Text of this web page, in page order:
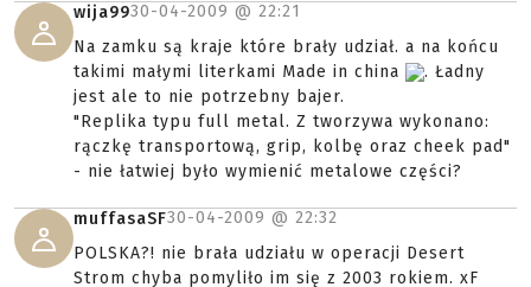
wija9930-04-2009 @ 22:21
Na zamku są kraje które brały udział. a na końcu
takimi małymi literkami Made in china
. Ładny
jest ale to nie potrzebny bajer.
"Replika typu full metal. Z tworzywa wykonano:
rączkę transportową, grip, kolbę oraz cheek pad"
- nie łatwiej było wymienić metalowe części?
muffasaSF30-04-2009 @ 22:32
POLSKA?! nie brała udziału w operacji Desert
Strom chyba pomyliło im się z 2003 rokiem. xF